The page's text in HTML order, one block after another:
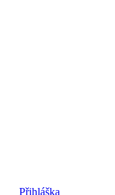
Přihláška